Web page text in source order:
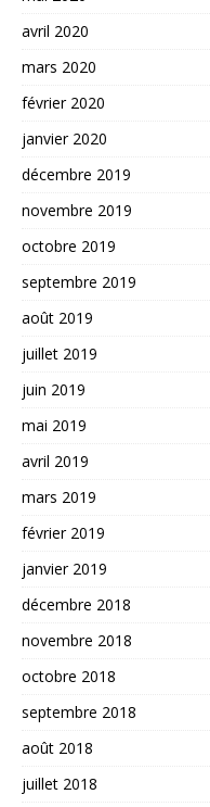
avril 2020
mars 2020
février 2020
janvier 2020
décembre 2019
novembre 2019
octobre 2019
septembre 2019
août 2019
juillet 2019
juin 2019
mai 2019
avril 2019
mars 2019
février 2019
janvier 2019
décembre 2018
novembre 2018
octobre 2018
septembre 2018
août 2018
juillet 2018